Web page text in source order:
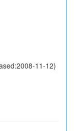
11-12)